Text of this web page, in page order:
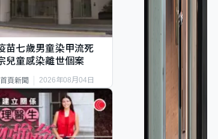
苗七歲男童染甲流死
童感染離世個案
首頁新聞 2026年08月04日